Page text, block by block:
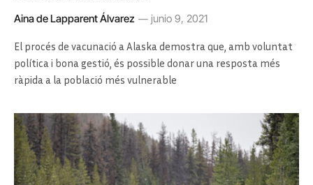
Aina de Lapparent Álvarez junio 9, 2021
El procés de vacunació a Alaska demostra que, amb voluntat
política i bona gestió, és possible donar una resposta més
ràpida a la població més vulnerable